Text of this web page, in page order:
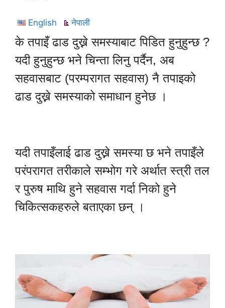
English नेपाली
के तपाइँ ढाड दुख्ने समस्याबाट पिडित हुनुहुन्छ ?
यदी हुनुहुन्छ भने चिन्ता लिनु पर्दैन, अब
सहवासबाट (परम्परागत सहवास) नै तपाइको
ढाड दुख्ने समस्याको समाधान हुनेछ ।
यदी तपाइँलाई ढाड दुख्ने समस्या छ भने तपाइँले
परंपरागत तरीकाले सम्भोग गरे अर्थात स्त्री तल
र पुरुष माथि हुने सहवास गर्दा निको हुने
चिकित्सकहरुले बताएका छन् ।